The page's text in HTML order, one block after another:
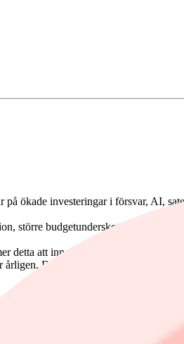
på ökade investeringar i försvar, AI,
större budgetunderskott och
detta att innebära den största
Det är, även justerat för